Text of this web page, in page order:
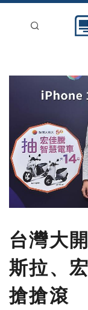
刊登
台灣大
斯拉、
搶搶滾